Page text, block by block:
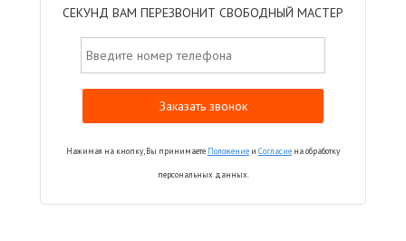
СЕКУНД ВАМ ПЕРЕЗВОНИТ СВОБОДНЫЙ МАСТЕР
Нажимая на кнопку, Вы принимаете Положение и Согласие на обработку
персональных данных.